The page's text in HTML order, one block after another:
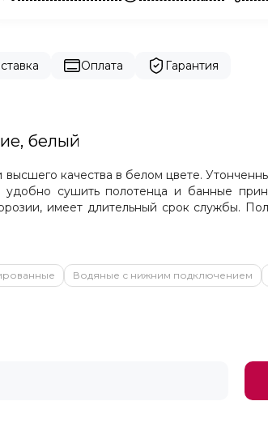
Оплата Гарантия
белый
качества в белом цвете.
сушить полотенца и банные
имеет длительный срок службы.
Водяные с нижним подключением